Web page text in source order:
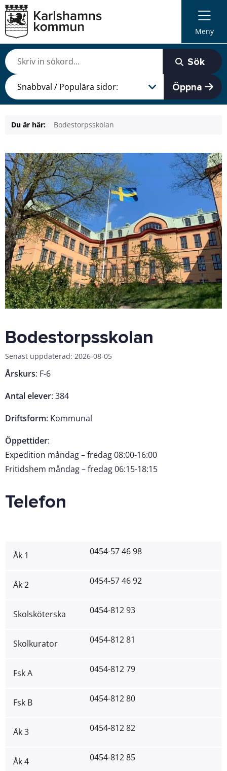
Meny
Sök
Öppna
Du är här: Bodestorpsskolan
Bodestorpsskolan
Senast uppdaterad: 2026-08-05
Årskurs: F-6
Antal elever: 384
Driftsform: Kommunal
Öppettider:
Expedition måndag – fredag 08:00-16:00
Fritidshem måndag – fredag 06:15-18:15
Telefon
Åk 1 0454-57 46 98
Åk 2 0454-57 46 92
Skolsköterska 0454-812 93
Skolkurator 0454-812 81
Fsk A 0454-812 79
Fsk B 0454-812 80
Åk 3 0454-812 82
Åk 4 0454-812 85